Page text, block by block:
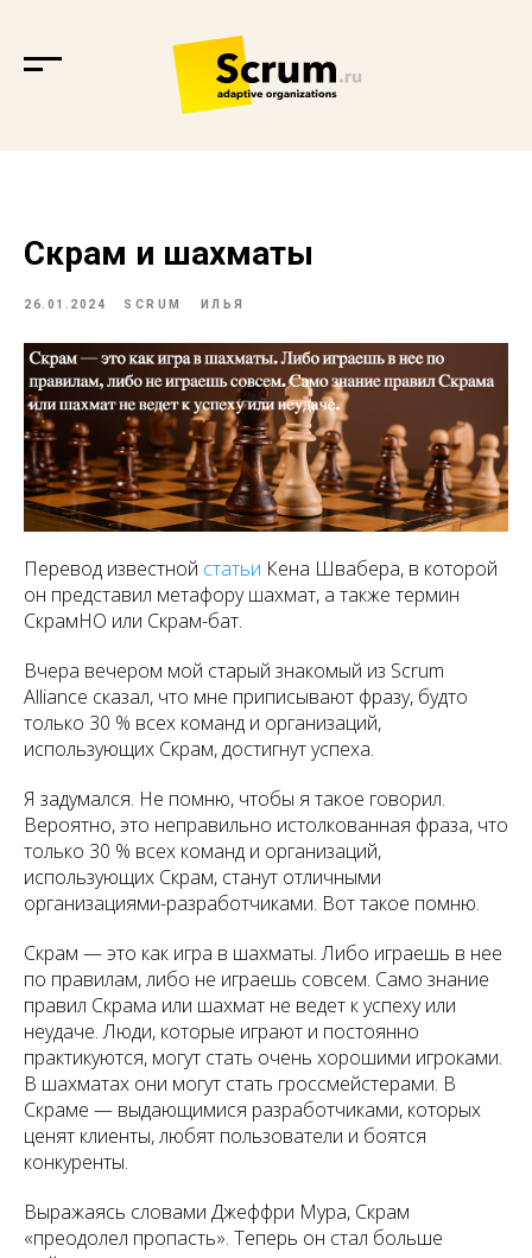
Скрам и шахматы
26.01.2024 SCRUM ИЛЬЯ
Перевод известной статьи Кена Швабера, в которой
он представил метафору шахмат, а также термин
СкрамНО или Скрам-бат.
Вчера вечером мой старый знакомый из Scrum
Alliance сказал, что мне приписывают фразу, будто
только 30 % всех команд и организаций,
использующих Скрам, достигнут успеха.
Я задумался. Не помню, чтобы я такое говорил.
Вероятно, это неправильно истолкованная фраза, что
только 30 % всех команд и организаций,
использующих Скрам, станут отличными
организациями-разработчиками. Вот такое помню.
Скрам — это как игра в шахматы. Либо играешь в нее
по правилам, либо не играешь совсем. Само знание
правил Скрама или шахмат не ведет к успеху или
неудаче. Люди, которые играют и постоянно
практикуются, могут стать очень хорошими игроками.
В шахматах они могут стать гроссмейстерами. В
Скраме — выдающимися разработчиками, которых
ценят клиенты, любят пользователи и боятся
конкуренты.
Выражаясь словами Джеффри Мура, Скрам
«преодолел пропасть». Теперь он стал больше